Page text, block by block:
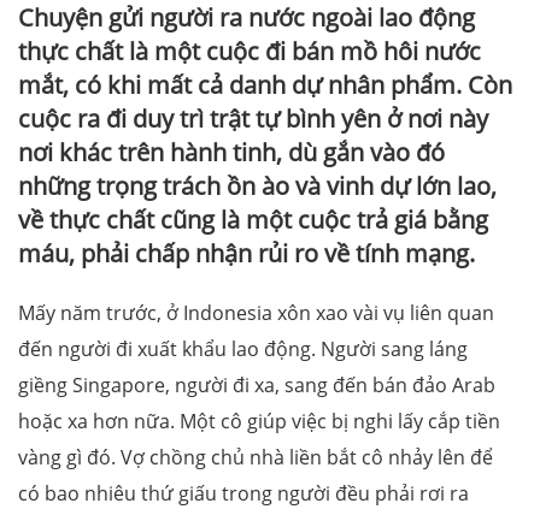
Chuyện gửi người ra nước ngoài lao động
thực chất là một cuộc đi bán mồ hôi nước
mắt, có khi mất cả danh dự nhân phẩm. Còn
cuộc ra đi duy trì trật tự bình yên ở nơi này
nơi khác trên hành tinh, dù gắn vào đó
những trọng trách ồn ào và vinh dự lớn lao,
về thực chất cũng là một cuộc trả giá bằng
máu, phải chấp nhận rủi ro về tính mạng.
Mấy năm trước, ở Indonesia xôn xao vài vụ liên quan
đến người đi xuất khẩu lao động. Người sang láng
giềng Singapore, người đi xa, sang đến bán đảo Arab
hoặc xa hơn nữa. Một cô giúp việc bị nghi lấy cắp tiền
vàng gì đó. Vợ chồng chủ nhà liền bắt cô nhảy lên để
có bao nhiêu thứ giấu trong người đều phải rơi ra